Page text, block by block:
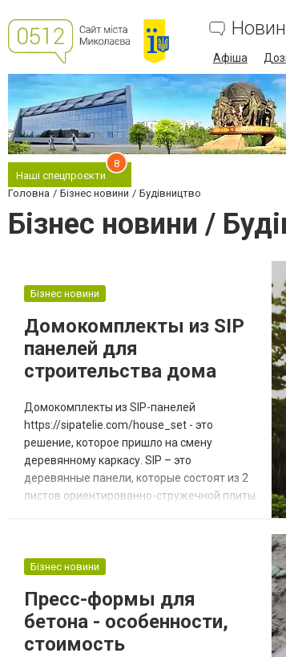
Афіша
Наші спецпроєкти
8
Головна Бізнес новини Будівництво
Бізнес новини /
Бізнес новини
Домокомплекты из SIP
панелей для
строительства дома
Домокомплекты из SIP-панелей
https://sipatelie.com/house_set - это
решение, которое пришло на смену
деревянному каркасу. SIP – это
деревянные панели, которые состоят из 2
листов ориентированно-стружечной плиты
деревянного каркаса, SIP образует
стен здания. Зачем использовать SIP
вместо деревянного каркаса?...
Бізнес новини
Пресс-формы для
бетона - особенности,
стоимость